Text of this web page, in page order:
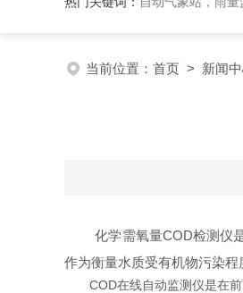
当前位置： 首页 > 新闻
化学需氧量COD检测仪是
作为衡量水质受有机物污染
COD在线自动监测仪是在前